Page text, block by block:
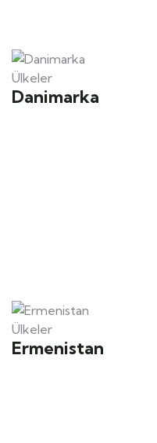
Ülkeler
Danimarka
Ülkeler
Ermenistan